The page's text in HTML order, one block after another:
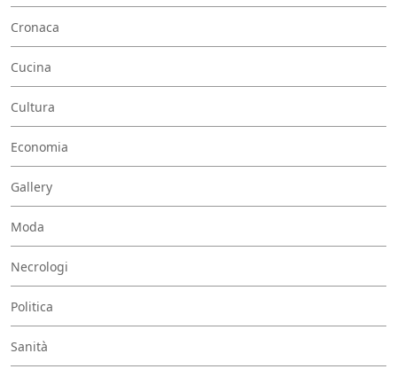
Cronaca
Cucina
Cultura
Economia
Gallery
Moda
Necrologi
Politica
Sanità